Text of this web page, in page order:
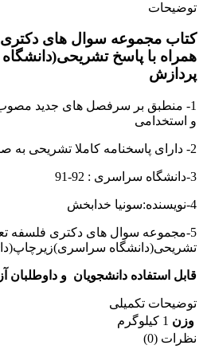
توضیحات
کتاب مجموعه سوال های دکتری
همراه با پاسخ
پردازش
1- منطبق بر سرفصل های جدید
و استخدامی
2- دارای پاسخنامه کاملا تشریحی به صورت هدفمند و جامع
3-دانشگاه سراسری : 92-91
4-نویسنده:سونیا خدابخش
5-مجموعه سوال های دکتری فلسفه
تشریحی(دانشگاه
قابل استفاده دانشجویان و
توضیحات تکمیلی
وزن 1 کیلوگرم
نظرات (0)